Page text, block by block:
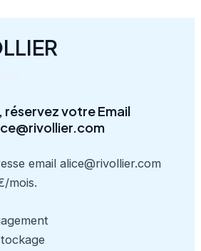
réservez votre Email
email alice@rivollier.com
mois.